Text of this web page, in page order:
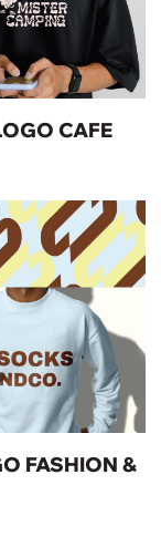
CAFE
FASHION &